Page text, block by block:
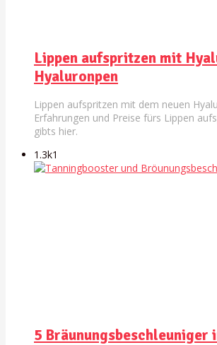
Lippen aufspritzen mit
Hyaluronpen
Lippen aufspritzen mit dem neuen
Erfahrungen und Preise fürs Lippen
gibts hier.
1.3k1
5 Bräunungsbeschleuniger